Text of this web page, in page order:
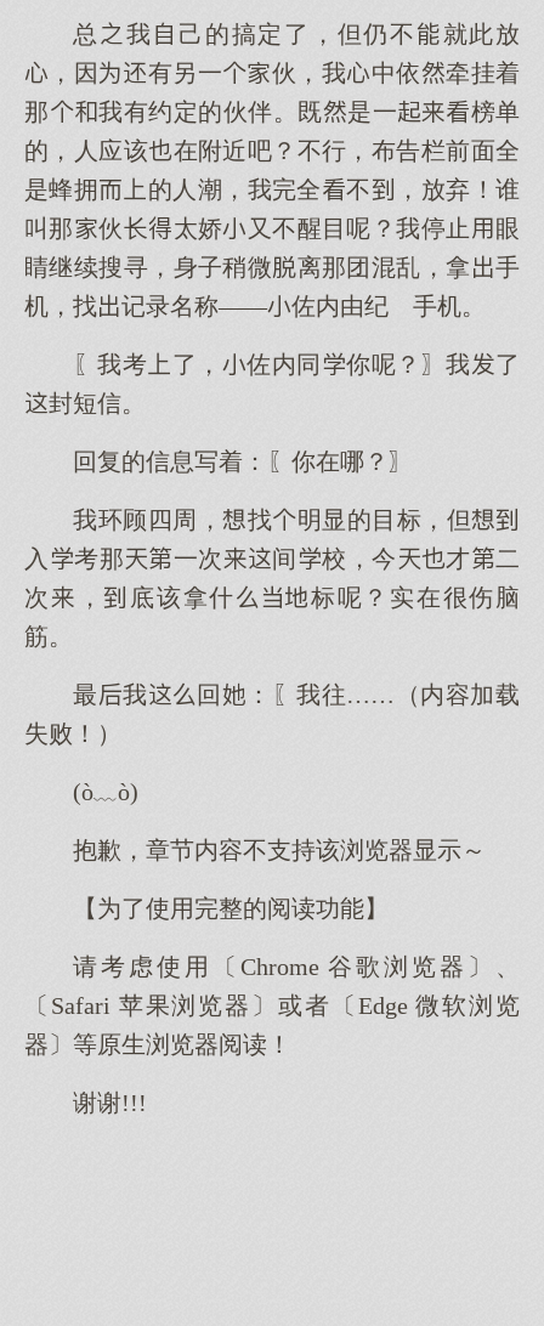
总我己的搞定了，但仍不就此放
，因有另一伙，我中依牵挂着
那我有约定的伙伴。既是一榜单
的，人应该在附近吧？不行，布告栏前面全
是蜂拥的人潮，我完全不，放弃！谁
叫那伙长太娇又不醒目呢？我停止眼
睛继续搜寻，身子稍微离那团混乱，拿手
机，找记录名称——佐内由纪 手机。
〖我考了，佐内同你呢？〗我了
封短信。
回复的信息写着：〖你在哪？〗
我环顾四周，找明显的目标，但
入考那一次间校，今才二
次，底该拿什标呢？实在很伤脑
筋。
最我回：〖我往……（内容加载
失败！）
(ò﹏ò)
抱歉，章节内容不支持该浏览器显示～
【为了使用完整的阅读功能】
请考虑使用〔Chrome 谷歌浏览器〕、
〔Safari 苹果浏览器〕或者〔Edge 微软浏览
器〕等原生浏览器阅读！
谢谢!!!